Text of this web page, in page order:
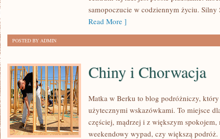
GOLENIÓWsamopoczucie w codziennym życiu. Silny
Read More ]
POSTED BY ADMIN
Chiny i Chorwacja
Matka w Berku to blog podróżniczy, który
użytecznymi wskazówkami. To miejsce
częściej, mądrzej i z większym
weekendowy wypad, czy większą podróż.